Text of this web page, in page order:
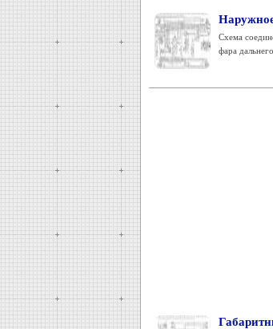
Схема
фара